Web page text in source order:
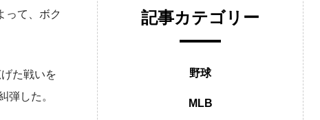
って、ボク
た戦いを
弾した。
記事カテゴリー
野球
MLB